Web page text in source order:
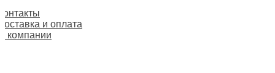
и оплата
компании